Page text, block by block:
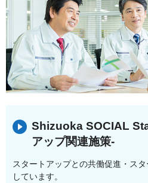
Shizuoka SOCIAL
アップ関連施策-
スタートアップとの共働促進・ス
しています。